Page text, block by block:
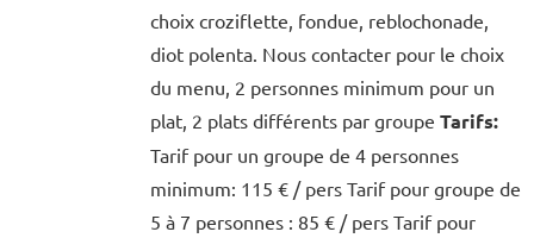
choix croziflette, fondue, reblochonade,
diot polenta. Nous contacter pour le choix
du menu, 2 personnes minimum pour un
plat, 2 plats différents par groupe Tarifs:
Tarif pour un groupe de 4 personnes
minimum: 115 € / pers Tarif pour groupe de
5 à 7 personnes : 85 € / pers Tarif pour